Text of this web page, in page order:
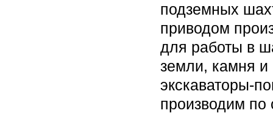
подземных
приводом
для работы в
земли, камня и
экскаваторы-
производим